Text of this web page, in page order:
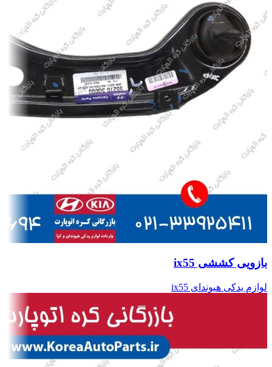
بازویی کششی ix55
لوازم یدکی هیوندای ix55